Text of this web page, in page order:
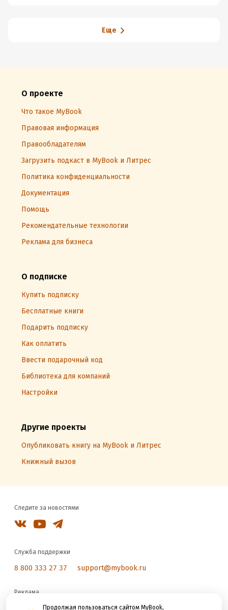
Продолжая пользоваться сайтом MyBook,
Еще
О проекте
Что такое MyBook
Правовая информация
Правообладателям
Загрузить подкаст в MyBook и Литрес
Политика конфиденциальности
Документация
Помощь
Рекомендательные технологии
Реклама для бизнеса
О подписке
Купить подписку
Бесплатные книги
Подарить подписку
Как оплатить
Ввести подарочный код
Библиотека для компаний
Настройки
Другие проекты
Опубликовать книгу на MyBook и Литрес
Книжный вызов
Следите за новостями
Служба поддержки
8 800 333 27 37 support@mybook.ru
Реклама
reklama@litres.ru